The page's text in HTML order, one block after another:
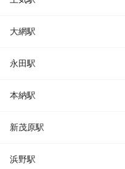
大網駅
永田駅
本納駅
新茂原駅
浜野駅